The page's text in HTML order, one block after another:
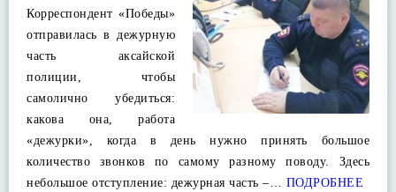
Корреспондент «Победы»
отправилась в дежурную
часть аксайской
полиции, чтобы
самолично убедиться:
какова она, работа
«дежурки», когда в день нужно принять большое
количество звонков по самому разному поводу. Здесь
небольшое отступление: дежурная часть –… ПОДРОБНЕЕ